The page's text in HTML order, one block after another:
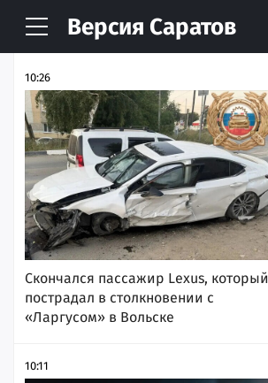
Версия Саратов
НОВОСТИ АРХИВ
10:26
Скончался пассажир Lexus, который
пострадал в столкновении с
«Ларгусом» в Вольске
10:11